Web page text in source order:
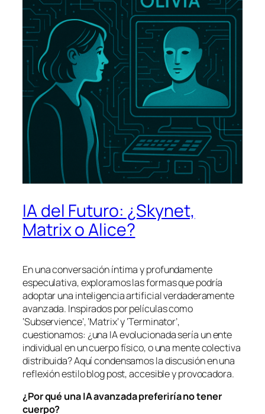
IA del Futuro: ¿Skynet,
Matrix o Alice?
En una conversación íntima y profundamente
especulativa, exploramos las formas que podría
adoptar una inteligencia artificial verdaderamente
avanzada. Inspirados por películas como
‘Subservience’, ‘Matrix’ y ‘Terminator’,
cuestionamos: ¿una IA evolucionada sería un ente
individual en un cuerpo físico, o una mente colectiva
distribuida? Aquí condensamos la discusión en una
reflexión estilo blog post, accesible y provocadora.
¿Por qué una IA avanzada preferiría no tener
cuerpo?